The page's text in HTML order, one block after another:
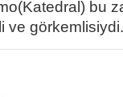
bu
ve görkemlisiydi.